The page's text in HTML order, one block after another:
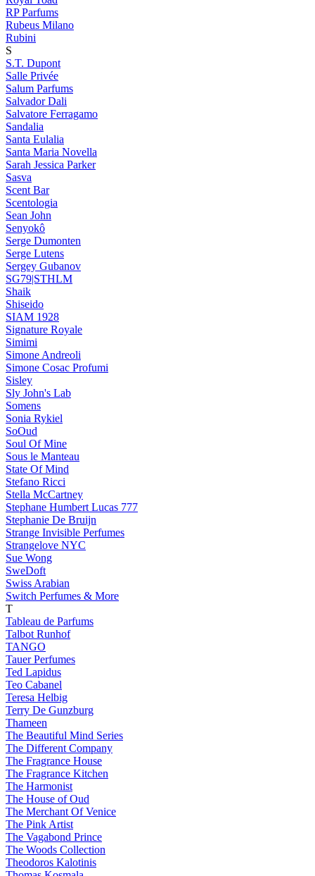
RP Parfums
Rubeus Milano
Rubini
S
S.T. Dupont
Salle Privée
Salum Parfums
Salvador Dali
Salvatore Ferragamo
Sandalia
Santa Eulalia
Santa Maria Novella
Sarah Jessica Parker
Sasva
Scent Bar
Scentologia
Sean John
Senyokô
Serge Dumonten
Serge Lutens
Sergey Gubanov
SG79|STHLM
Shaik
Shiseido
SIAM 1928
Signature Royale
Simimi
Simone Andreoli
Simone Cosac Profumi
Sisley
Sly John's Lab
Somens
Sonia Rykiel
SoOud
Soul Of Mine
Sous le Manteau
State Of Mind
Stefano Ricci
Stella McCartney
Stephane Humbert Lucas 777
Stephanie De Bruijn
Strange Invisible Perfumes
Strangelove NYC
Sue Wong
SweDoft
Swiss Arabian
Switch Perfumes & More
T
Tableau de Parfums
Talbot Runhof
TANGO
Tauer Perfumes
Ted Lapidus
Teo Cabanel
Teresa Helbig
Terry De Gunzburg
Thameen
The Beautiful Mind Series
The Different Company
The Fragrance House
The Fragrance Kitchen
The Harmonist
The House of Oud
The Merchant Of Venice
The Pink Artist
The Vagabond Prince
The Woods Collection
Theodoros Kalotinis